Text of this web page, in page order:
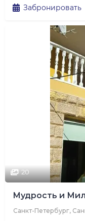
Забронировать
20
Мудрость и
Санкт-Петербург,